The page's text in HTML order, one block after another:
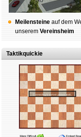
Mei­len­stei­ne auf dem
un­se­rem Ver­eins­heim
Taktikquickie